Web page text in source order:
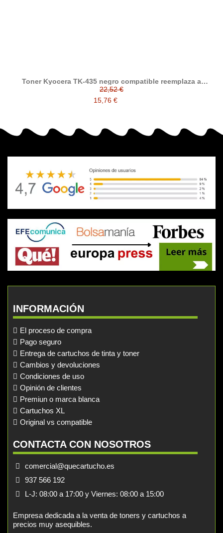
Toner Kyocera TK-435 negro compatible reemplaza a
1T02KH0NL0
22,52 €
15,76 €
INFORMACIÓN
El proceso de compra
Pago seguro
Entrega de cartuchos de tinta y toner
Cambios y devoluciones
Condiciones de uso
Opinión de clientes
Premiun o marca blanca
Cartuchos XL
Original vs compatible
CONTACTA CON NOSOTROS
comercial@quecartucho.es
937 566 192
L-J: 08:00 a 17:00 y Viernes: 08:00 a 15:00
Empresa dedicada a la venta de toners y cartuchos a
precios muy asequibles.